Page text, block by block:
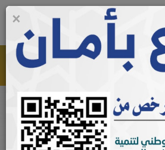
الجاليات في الصناعية الثانية في
×